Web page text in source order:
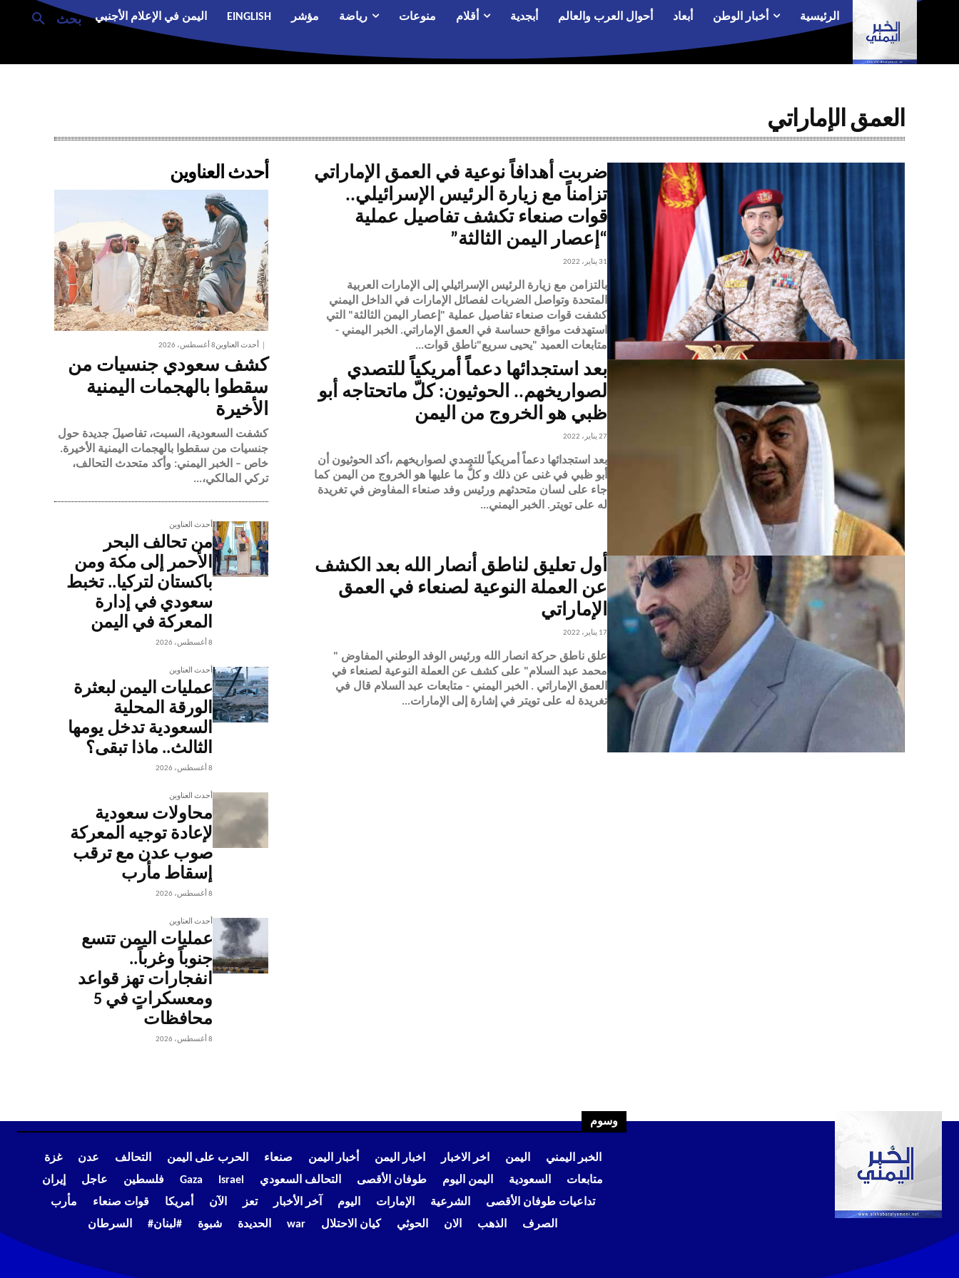
بحث الرئيسية أخبار الوطن أبعاد أحوال العرب والعالم أبجدية أقلام منوعات رياضة مؤشر EINGLISH اليمن في الإعلام الأجنبي
العمق الإماراتي
ضربت أهدافاً نوعية في العمق الإماراتي
تزامناً مع زيارة الرئيس الإسرائيلي..
قوات صنعاء تكشف تفاصيل عملية
“إعصار اليمن الثالثة”
31 يناير، 2022
بالتزامن مع زيارة الرئيس الإسرائيلي إلى الإمارات العربية
المتحدة وتواصل الضربات لفصائل الإمارات في الداخل اليمني
كشفت قوات صنعاء تفاصيل عملية "إعصار اليمن الثالثة" التي
استهدفت مواقع حساسة في العمق الإماراتي. الخبر اليمني -
متابعات العميد "يحيى سريع"ناطق قوات...
بعد استجدائها دعماً أمريكياً للتصدي
لصواريخهم.. الحوثيون: كلّ ماتحتاجه أبو
ظبي هو الخروج من اليمن
27 يناير، 2022
بعد استجدائها دعماً أمريكياً للتصدي لصواريخهم ،أكد الحوثيون أن
أبو ظبي في غنى عن ذلك و كلُّ ما عليها هو الخروج من اليمن كما
جاء على لسان متحدثهم ورئيس وفد صنعاء المفاوض في تغريدة
له على تويتر. الخبر اليمني...
أول تعليق لناطق أنصار الله بعد الكشف
عن العملة النوعية لصنعاء في العمق
الإماراتي
17 يناير، 2022
علق ناطق حركة انصار الله ورئيس الوفد الوطني المفاوض "
محمد عبد السلام" على كشف عن العملة النوعية لصنعاء في
العمق الإماراتي . الخبر اليمني - متابعات عبد السلام قال في
تغريدة له على تويتر في إشارة إلى الإمارات...
أحدث العناوين
أحدث العناوين8 أغسطس، 2026
كشف سعودي جنسيات من
سقطوا بالهجمات اليمنية
الأخيرة
كشفت السعودية، السبت، تفاصيلَ جديدة حول
جنسيات من سقطوا بالهجمات اليمنية الأخيرة.
خاص – الخبر اليمني: وأكد متحدث التحالف،
تركي المالكي،...
أحدث العناوين
من تحالف البحر
الأحمر إلى مكة ومن
باكستان لتركيا.. تخبط
سعودي في إدارة
المعركة في اليمن
8 أغسطس، 2026
أحدث العناوين
عمليات اليمن لبعثرة
الورقة المحلية
السعودية تدخل يومها
الثالث.. ماذا تبقى؟
8 أغسطس، 2026
أحدث العناوين
محاولات سعودية
لإعادة توجيه المعركة
صوب عدن مع ترقب
إسقاط مأرب
8 أغسطس، 2026
أحدث العناوين
عمليات اليمن تتسع
جنوباً وغرباً..
انفجارات تهز قواعد
ومعسكراتٍ في 5
محافظات
8 أغسطس، 2026
وسوم
الخبر اليمني اليمن اخر الاخبار اخبار اليمن أخبار اليمن صنعاء الحرب على اليمن التحالف عدن
غزة
متابعات
السعودية اليمن اليوم طوفان الأقصى التحالف السعودي Israel
Gaza فلسطين عاجل
إيران
تداعيات طوفان الأقصى
الشرعية الإمارات اليوم آخر الأخبار تعز الآن أمريكا قوات صنعاء
مأرب
الصرف
الذهب الان الحوثي كيان الاحتلال war الحديدة شبوة #لبنان# السرطان